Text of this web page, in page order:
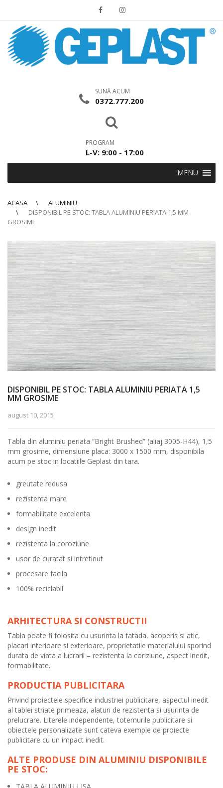
SUNĂ ACUM
0372.777.200
PROGRAM
L-V: 9:00 - 17:00
MENU
ACASA
ALUMINIU
DISPONIBIL PE STOC: TABLA ALUMINIU PERIATA 1,5 MM
GROSIME
DISPONIBIL PE STOC: TABLA ALUMINIU PERIATA 1,5
MM GROSIME
august 10, 2015
Tabla din aluminiu periata “Bright Brushed” (aliaj 3005-H44), 1,5
mm grosime, dimensiune placa: 3000 x 1500 mm, disponibila
acum pe stoc in locatiile Geplast din tara.
greutate redusa
rezistenta mare
formabilitate excelenta
design inedit
rezistenta la coroziune
usor de curatat si intretinut
procesare facila
100% reciclabil
ARHITECTURA SI CONSTRUCTII
Tabla poate fi folosita cu usurinta la fatada, acoperis si atic,
placari interioare si exterioare, proprietatile materialului sporind
durata de viata a lucrarii – rezistenta la coriziune, aspect inedit,
formabilitate.
PRODUCTIA PUBLICITARA
Privind proiectele specifice industriei publicitare, aspectul inedit
al tablei striate primeaza, alaturi de rezistenta si usurinta de
prelucrare. Literele independente, totemurile publicitare si
obiectele personalizate sunt cateva exemple de proiecte
publicitare cu un impact inedit.
ALTE PRODUSE DIN ALUMINIU DISPONIBILE
PE STOC: